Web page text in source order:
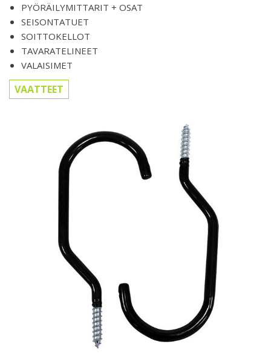
PYÖRÄILYMITTARIT + OSAT
SEISONTATUET
SOITTOKELLOT
TAVARATELINEET
VALAISIMET
VAATTEET